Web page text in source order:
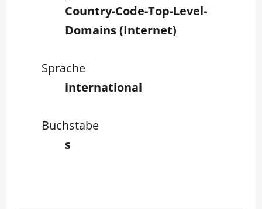
Country-Code-Top-Level-
Domains (Internet)
Sprache
international
Buchstabe
s